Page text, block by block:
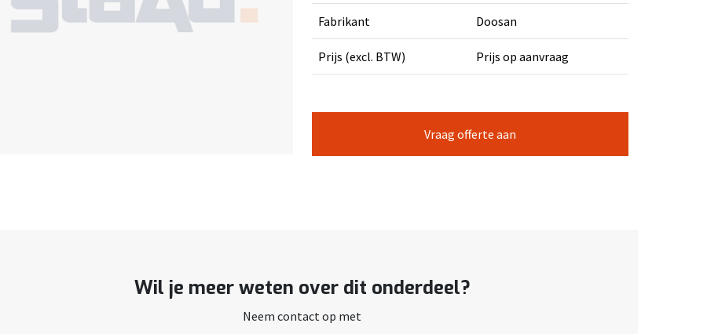
Fabrikant Doosan
Prijs (excl. BTW) Prijs op aanvraag
Vraag offerte aan
Wil je meer weten over dit onderdeel?
Neem contact op met